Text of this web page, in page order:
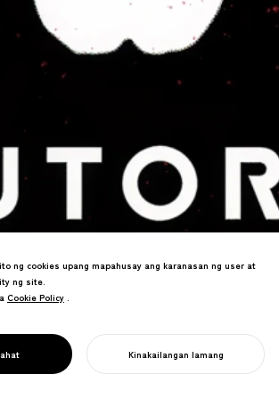
Mula sa RPA hanggang Web Auto Robot—
branding na naglilinaw ng layunin.
SIMULAN ANG INYONG PROYEKTO
ng cookies upang mapahusay ang karanasan ng user at
ng site.
Cookie Policy
Cookie Policy .
Kinakailangan lamang